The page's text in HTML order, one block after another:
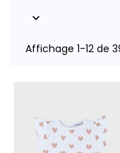

Affichage 1-12 de